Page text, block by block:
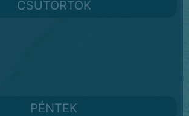
CSÜTÖRTÖK
PÉNTEK